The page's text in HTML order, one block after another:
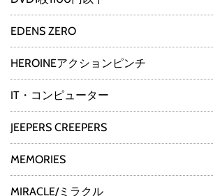
EDENS ZERO
HEROINEアクションピンチ
IT・コンピューター
JEEPERS CREEPERS
MEMORIES
MIRACLE/ミラクル